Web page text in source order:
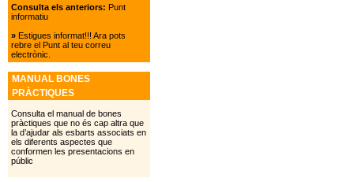
Consulta els anteriors: Punt
informatiu
»Estigues informat!!! Ara pots
rebre el Punt al teu correu
electrònic.
MANUAL BONES
PRÀCTIQUES
Consulta el manual de bones
pràctiques que no és cap altra que
la d’ajudar als esbarts associats en
els diferents aspectes que
conformen les presentacions en
públic